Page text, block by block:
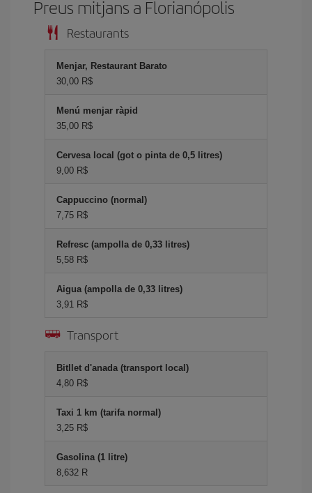
Preus mitjans a Florianópolis
Restaurants
Menjar, Restaurant Barato
30,00 R$
Menú menjar ràpid
35,00 R$
Cervesa local (got o pinta de 0,5 litres)
9,00 R$
Cappuccino (normal)
7,75 R$
Refresc (ampolla de 0,33 litres)
5,58 R$
Aigua (ampolla de 0,33 litres)
3,91 R$
Transport
Bitllet d'anada (transport local)
4,80 R$
Taxi 1 km (tarifa normal)
3,25 R$
Gasolina (1 litre)
8,632 R